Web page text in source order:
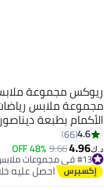
3
مجموعة ملابس
الأكمام بطبعة
نظارات سباحة، قبعة
سباحة خفيفة الوزن
لأشعة الشمس للأطفال
سباحة مريحة بطبعة
4.6
66
د.ك‏4.96
9.66
48% OFF
#13 في مجموعات ملابس الأولاد
#13 في مجموعات ملابس الأولاد احصل عليه